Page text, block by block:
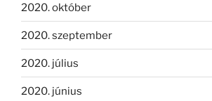
2020. október
2020. szeptember
2020. július
2020. június